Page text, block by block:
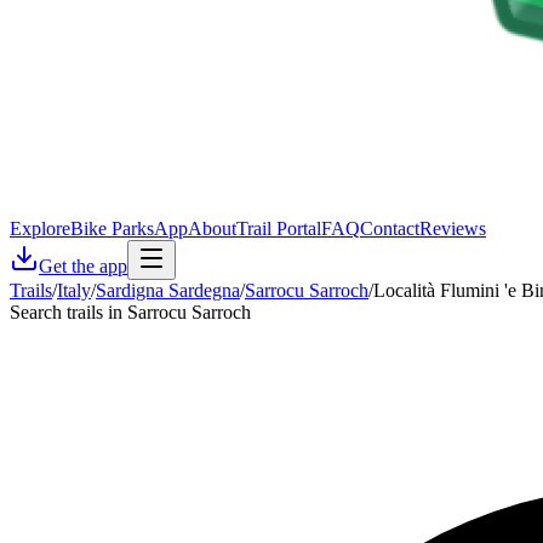
ExploreBike ParksAppAboutTrail PortalFAQContactReviews
Get the app
Trails/Italy/Sardigna Sardegna/Sarrocu Sarroch/Località Flumini 'e
Search trails in Sarrocu Sarroch